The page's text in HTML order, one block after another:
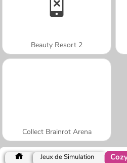
Beauty Resort 2
Collect Brainrot Arena
Jeux de Simulation